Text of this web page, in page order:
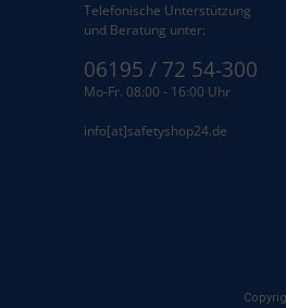
Telefonische Unterstützung
und Beratung unter:
06195 / 72 54-300
Mo-Fr. 08:00 - 16:00 Uhr
info[at]safetyshop24.de